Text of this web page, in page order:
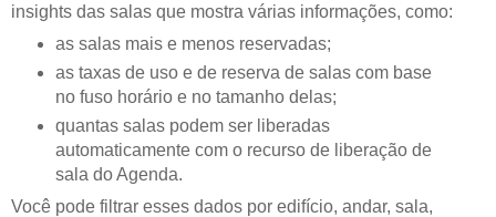
insights das salas que mostra várias informações, como:
as salas mais e menos reservadas;
as taxas de uso e de reserva de salas com base
no fuso horário e no tamanho delas;
quantas salas podem ser liberadas
automaticamente com o recurso de liberação de
sala do Agenda.
Você pode filtrar esses dados por edifício, andar, sala,